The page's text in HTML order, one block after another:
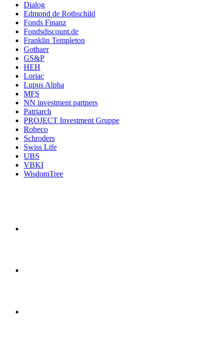
Dialog
Edmond de Rothschild
Fonds Finanz
Fondsdiscount.de
Franklin Templeton
Gothaer
GS&P
HEH
Loriac
Lupus Alpha
MFS
NN investment partners
Patriarch
PROJECT Investment Gruppe
Robeco
Schroders
Swiss Life
UBS
VBKI
WisdomTree